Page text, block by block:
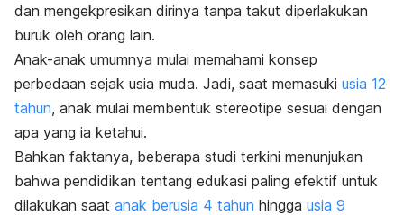
dan mengekpresikan dirinya tanpa takut diperlakukan
buruk oleh orang lain.
Anak-anak umumnya mulai memahami konsep
perbedaan sejak usia muda. Jadi, saat memasuki usia 12
tahun, anak mulai membentuk stereotipe sesuai dengan
apa yang ia ketahui.
Bahkan faktanya, beberapa studi terkini menunjukan
bahwa pendidikan tentang edukasi paling efektif untuk
dilakukan saat anak berusia 4 tahun hingga usia 9